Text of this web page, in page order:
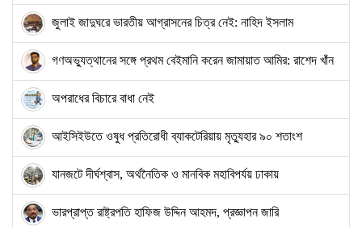
জুলাই জাদুঘরে ভারতীয় আগ্রাসনের চিত্র নেই: নাহিদ ইসলাম
গণঅভ্যুত্থানের সঙ্গে প্রথম বেইমানি করেন জামায়াত আমির: রাশেদ খাঁন
অপরাধের বিচারে বাধা নেই
আইসিইউতে ওষুধ প্রতিরোধী ব্যাকটেরিয়ায় মৃত্যুহার ৯০ শতাংশ
যানজটে দীর্ঘশ্বাস, অর্থনৈতিক ও মানবিক মহাবিপর্যয় ঢাকায়
ভারপ্রাপ্ত রাষ্ট্রপতি হাফিজ উদ্দিন আহমদ, প্রজ্ঞাপন জারি